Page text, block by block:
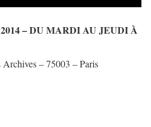
– DU MARDI AU JEUDI À
Archives – 75003 – Paris